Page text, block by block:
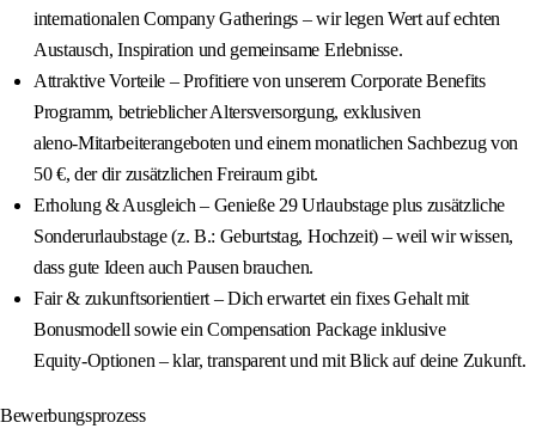
internationalen Company Gatherings – wir legen Wert auf echten
Austausch, Inspiration und gemeinsame Erlebnisse.
Attraktive Vorteile – Profitiere von unserem Corporate Benefits
Programm, betrieblicher Altersversorgung, exklusiven
aleno‑Mitarbeiterangeboten und einem monatlichen Sachbezug von
50 €, der dir zusätzlichen Freiraum gibt.
Erholung & Ausgleich – Genieße 29 Urlaubstage plus zusätzliche
Sonderurlaubstage (z. B.: Geburtstag, Hochzeit) – weil wir wissen,
dass gute Ideen auch Pausen brauchen.
Fair & zukunftsorientiert – Dich erwartet ein fixes Gehalt mit
Bonusmodell sowie ein Compensation Package inklusive
Equity‑Optionen – klar, transparent und mit Blick auf deine Zukunft.
Bewerbungsprozess